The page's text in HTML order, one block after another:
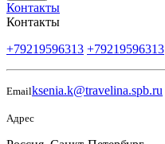
Контакты
Контакты
+79219596313 +79219596313
Emailksenia.k@travelina.spb.ru
Адрес